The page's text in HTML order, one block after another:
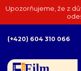
Upozorňujeme, že z
(+420) 604 310 066